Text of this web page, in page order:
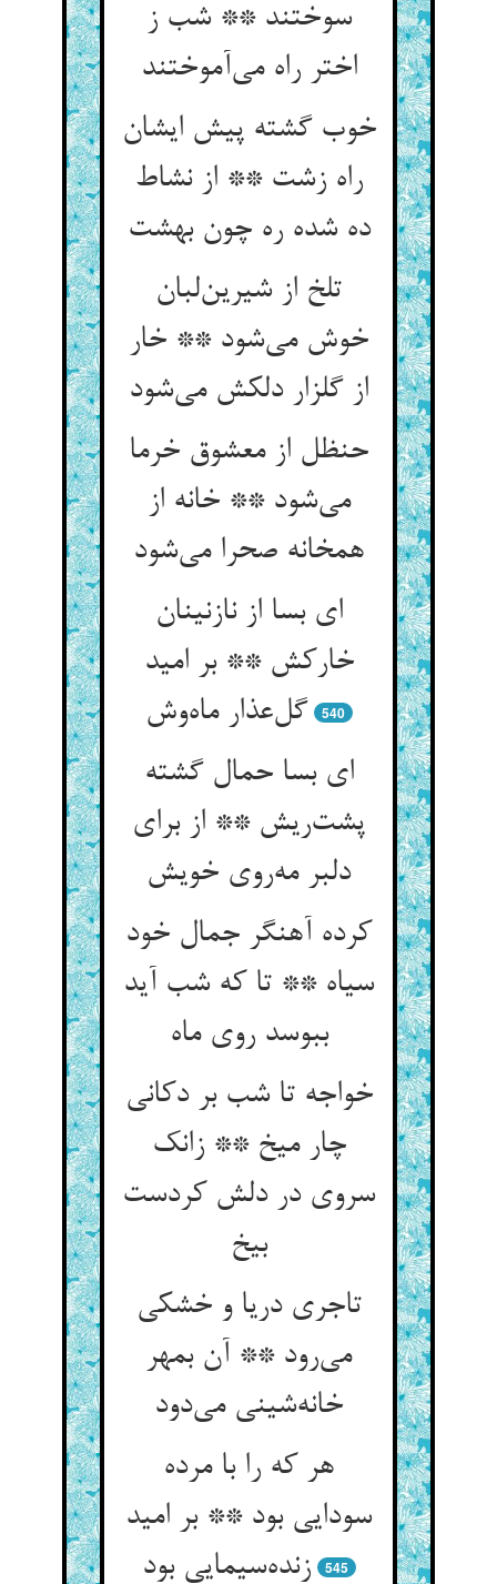
سوختند ** شب ز
اختر راه می‌آموختند
خوب گشته پیش ایشان
راه زشت ** از نشاط
ده شده ره چون بهشت
تلخ از شیرین‌لبان
خوش می‌شود ** خار
از گلزار دلکش می‌شود
حنظل از معشوق خرما
می‌شود ** خانه از
همخانه صحرا می‌شود
ای بسا از نازنینان
خارکش ** بر امید
گل‌عذار ماه‌وش
540
ای بسا حمال گشته
پشت‌ریش ** از برای
دلبر مه‌روی خویش
کرده آهنگر جمال خود
سیاه ** تا که شب آید
ببوسد روی ماه
خواجه تا شب بر دکانی
چار میخ ** زانک
سروی در دلش کردست
بیخ
تاجری دریا و خشکی
می‌رود ** آن بمهر
خانه‌شینی می‌دود
هر که را با مرده
سودایی بود ** بر امید
زنده‌سیمایی بود
545